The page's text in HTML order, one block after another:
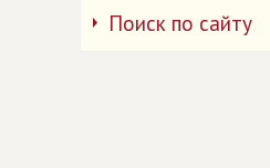
Поиск по сайту